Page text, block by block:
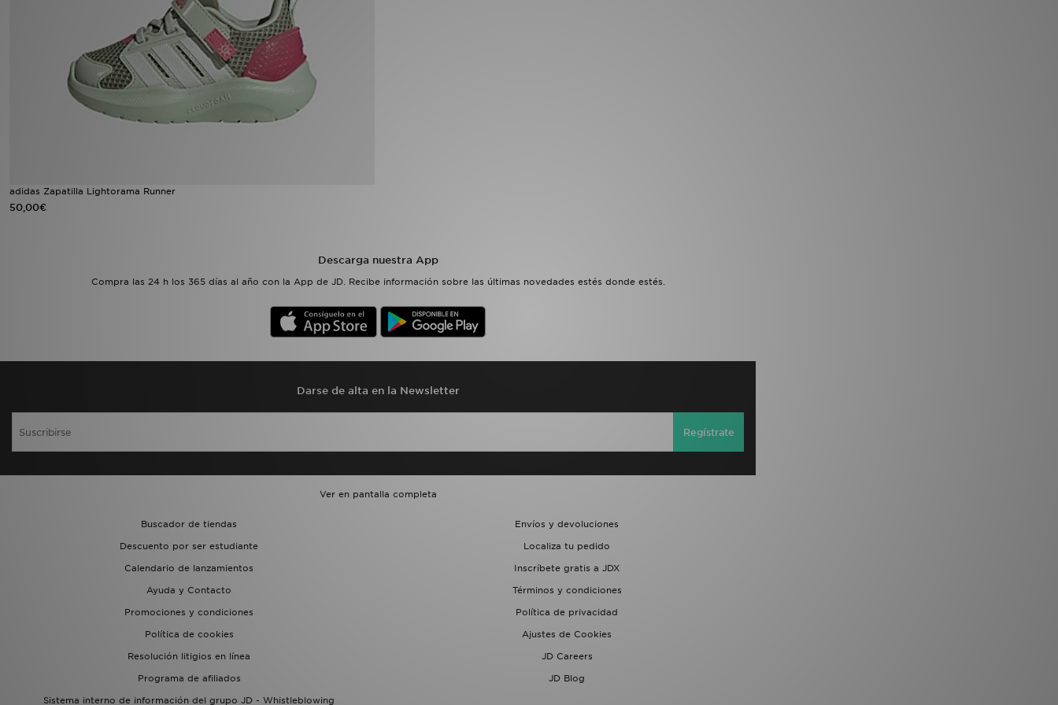
adidas Zapatilla Lightorama Runner
50,00€
Descarga nuestra App
Compra las 24 h los 365 días al año con la App de JD. Recibe información sobre las últimas novedades estés donde estés.
Darse de alta en la Newsletter
Regístrate
Ver en pantalla completa
Buscador de tiendas
Envíos y devoluciones
Descuento por ser estudiante
Localiza tu pedido
Calendario de lanzamientos
Inscríbete gratis a JDX
Ayuda y Contacto
Términos y condiciones
Promociones y condiciones
Política de privacidad
Política de cookies
Ajustes de Cookies
Resolución litigios en línea
JD Careers
Programa de afiliados
JD Blog
Sistema interno de información del grupo JD - Whistleblowing